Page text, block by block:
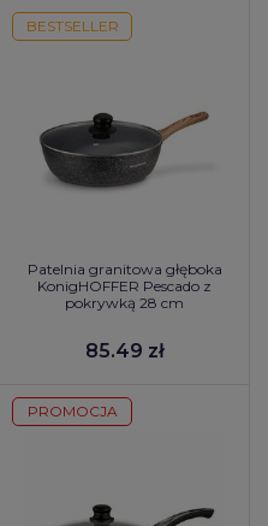
BESTSELLER
Patelnia granitowa głęboka
KonigHOFFER Pescado z
pokrywką 28 cm
85.49 zł
PROMOCJA